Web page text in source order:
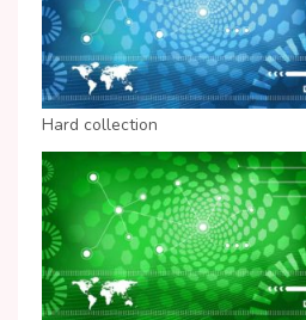
Hard collection